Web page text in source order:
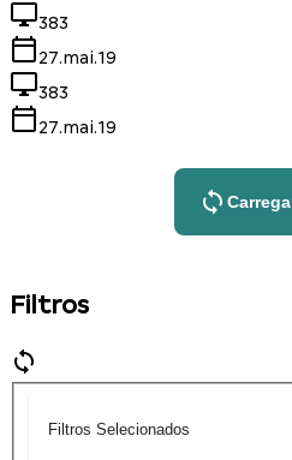
383
27.mai.19
383
27.mai.19
Filtros
Filtros Selecionados